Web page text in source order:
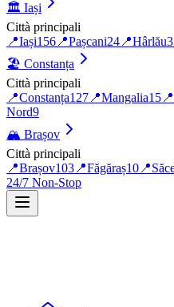
🏛️ Iași
Città principali
📍Iași156 📍Pașcani24 📍Hârlău3
🏖️ Constanța
Città principali
📍Constanța127 📍Mangalia15 📍
Nord9
🏔️ Brașov
Città principali
📍Brașov103 📍Făgăraș10 📍
24/7 Non-Stop